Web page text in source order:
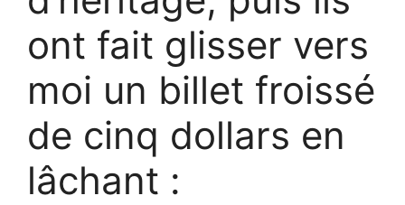
ont fait glisser vers
moi un billet froissé
de cinq dollars en
lâchant :